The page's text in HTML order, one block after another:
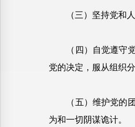
（三）坚持党和人
（四）自觉遵守党
党的决定，服从组织
（五）维护党的团
为和一切阴谋诡计。